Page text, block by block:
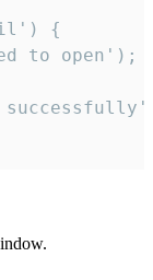
{
to open');